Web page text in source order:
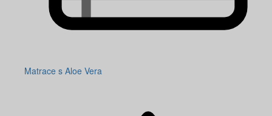
Matrace s Aloe Vera